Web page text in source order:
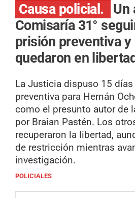
Causa policial.
Un
Comisaría 31°
prisión preventiva y
quedaron en
La Justicia dispuso 15
preventiva para Hernán
como el presunto autor de
por Braian Pastén. Los
recuperaron la libertad,
de restricción mientras
investigación.
POLICIALES